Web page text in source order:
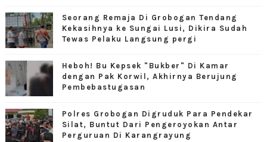
Seorang Remaja Di Grobogan Tendang
Kekasihnya ke Sungai Lusi, Dikira Sudah
Tewas Pelaku Langsung pergi
Heboh! Bu Kepsek "Bukber" Di Kamar
dengan Pak Korwil, Akhirnya Berujung
Pembebastugasan
Polres Grobogan Digruduk Para Pendekar
Silat, Buntut Dari Pengeroyokan Antar
Perguruan Di Karangrayung